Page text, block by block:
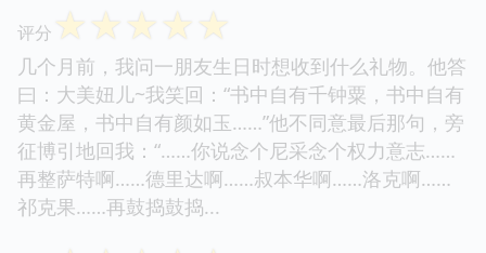
评分 ☆☆☆☆☆
几个月前，我问一朋友生日时想收到什么礼物。他答
曰：大美妞儿~我笑回：“书中自有千钟粟，书中自有
黄金屋，书中自有颜如玉……”他不同意最后那句，旁
征博引地回我：“……你说念个尼采念个权力意志……
再整萨特啊……德里达啊……叔本华啊……洛克啊……
祁克果……再鼓捣鼓捣...